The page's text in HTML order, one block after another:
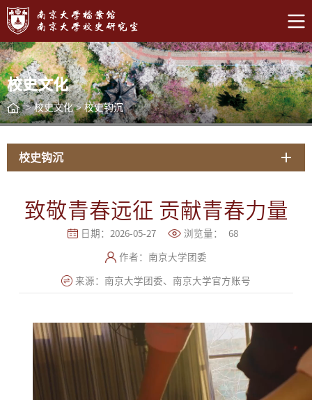
校史文化
> 校史文化 > 校史钩沉
校史钩沉
致敬青春远征 贡献青春力量
日期：2026-05-27 浏览量： 68
作者：南京大学团委
来源：南京大学团委、南京大学官方账号